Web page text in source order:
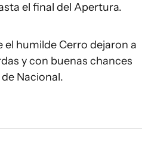
el final del Apertura.
el humilde Cerro dejaron a
y con buenas chances
Nacional.